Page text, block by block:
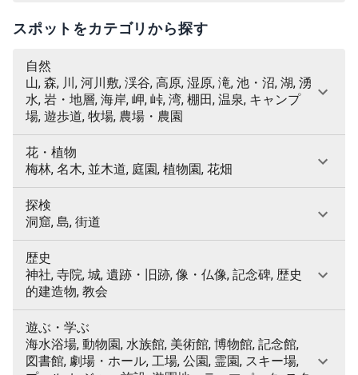
スポットをカテゴリから探す
自然
山, 森, 川, 河川敷, 渓谷, 高原, 湿原, 滝, 池・沼, 湖, 湧
水, 岩・地層, 海岸, 岬, 峠, 湾, 棚田, 温泉, キャンプ
場, 遊歩道, 牧場, 農場・農園
花・植物
梅林, 名木, 並木道, 庭園, 植物園, 花畑
探検
洞窟, 島, 街道
歴史
神社, 寺院, 城, 遺跡・旧跡, 像・仏像, 記念碑, 歴史
的建造物, 教会
遊ぶ・学ぶ
海水浴場, 動物園, 水族館, 美術館, 博物館, 記念館,
図書館, 劇場・ホール, 工場, 公園, 霊園, スキー場,